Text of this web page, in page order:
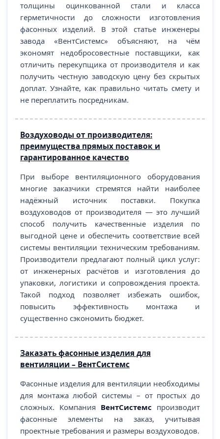
толщины оцинкованной стали и класса
герметичности до сложности изготовления
фасонных изделий. В этой статье инженеры
завода «ВентСистемс» объясняют, на чём
экономят недобросовестные поставщики, как
отличить перекупщика от производителя и как
получить честную заводскую цену без скрытых
доплат. Узнайте, как правильно читать смету и
не переплатить посредникам.
Воздуховоды от производителя:
преимущества прямых поставок и
гарантированное качество
При выборе вентиляционного оборудования
многие заказчики стремятся найти наиболее
надёжный источник поставки. Покупка
воздуховодов от производителя — это лучший
способ получить качественные изделия по
выгодной цене и обеспечить соответствие всей
системы вентиляции техническим требованиям.
Производители предлагают полный цикл услуг:
от инженерных расчётов и изготовления до
упаковки, логистики и сопровождения проекта.
Такой подход позволяет избежать ошибок,
повысить эффективность монтажа и
существенно сэкономить бюджет.
Заказать фасонные изделия для
вентиляции – ВентСистемс
Фасонные изделия для вентиляции необходимы
для монтажа любой системы – от простых до
сложных. Компания ВентСистемс производит
фасонные элементы на заказ, учитывая
проектные требования и размеры воздуховодов.